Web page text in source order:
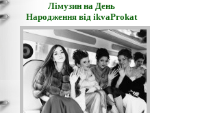
Лімузин на День
Народження від ikvaProkat